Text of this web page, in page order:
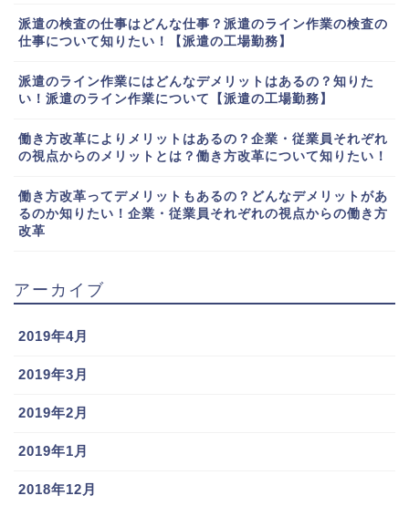
派遣の検査の仕事はどんな仕事？派遣のライン作業の検査の
仕事について知りたい！【派遣の工場勤務】
派遣のライン作業にはどんなデメリットはあるの？知りた
い！派遣のライン作業について【派遣の工場勤務】
働き方改革によりメリットはあるの？企業・従業員それぞれ
の視点からのメリットとは？働き方改革について知りたい！
働き方改革ってデメリットもあるの？どんなデメリットがあ
るのか知りたい！企業・従業員それぞれの視点からの働き方
改革
アーカイブ
2019年4月
2019年3月
2019年2月
2019年1月
2018年12月